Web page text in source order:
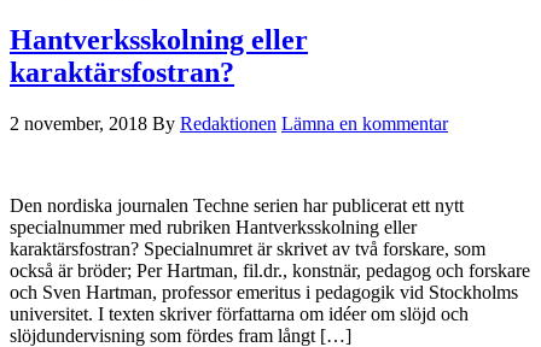
Hantverksskolning eller
karaktärsfostran?
2 november, 2018 By Redaktionen Lämna en kommentar
Den nordiska journalen Techne serien har publicerat ett nytt
specialnummer med rubriken Hantverksskolning eller
karaktärsfostran? Specialnumret är skrivet av två forskare, som
också är bröder; Per Hartman, fil.dr., konstnär, pedagog och forskare
och Sven Hartman, professor emeritus i pedagogik vid Stockholms
universitet. I texten skriver författarna om idéer om slöjd och
slöjdundervisning som fördes fram långt […]